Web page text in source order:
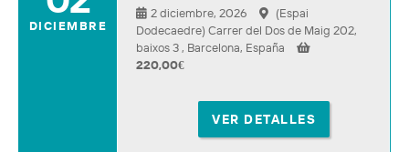
DICIEMBRE
2 diciembre, 2026
(Espai
Dodecaedre) Carrer del Dos de Maig 202,
baixos 3 , Barcelona, España
220,00€
VER DETALLES